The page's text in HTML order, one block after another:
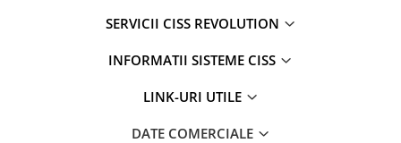
SERVICII CISS REVOLUTION
INFORMATII SISTEME CISS
LINK-URI UTILE
DATE COMERCIALE